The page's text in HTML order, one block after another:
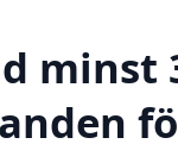
minst